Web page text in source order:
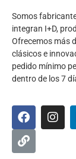
Somos
integran I+D,
Ofrecemos más
clásicos e
pedido mínimo
dentro de los 7